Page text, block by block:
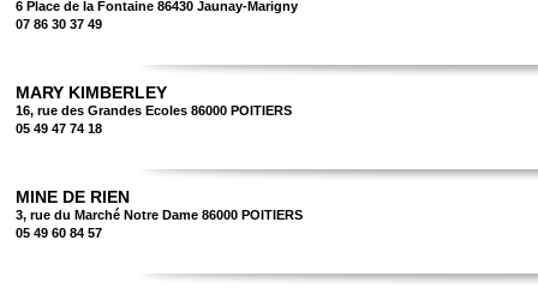
6 Place de la Fontaine 86430 Jaunay-Marigny
07 86 30 37 49
MARY KIMBERLEY
16, rue des Grandes Ecoles 86000 POITIERS
05 49 47 74 18
MINE DE RIEN
3, rue du Marché Notre Dame 86000 POITIERS
05 49 60 84 57